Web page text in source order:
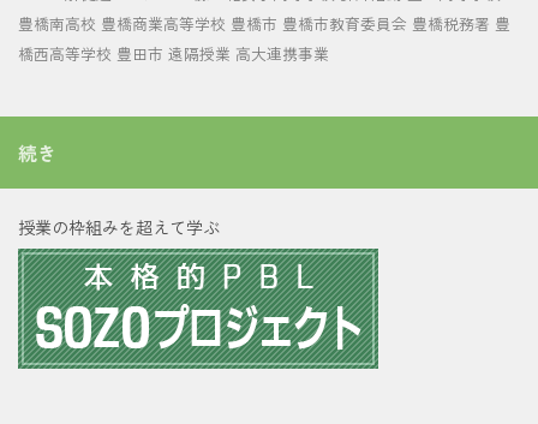
豊橋南高校 豊橋商業高等学校 豊橋市 豊橋市教育委員会 豊橋税務署 豊
橋西高等学校 豊田市 遠隔授業 高大連携事業
続き
授業の枠組みを超えて学ぶ